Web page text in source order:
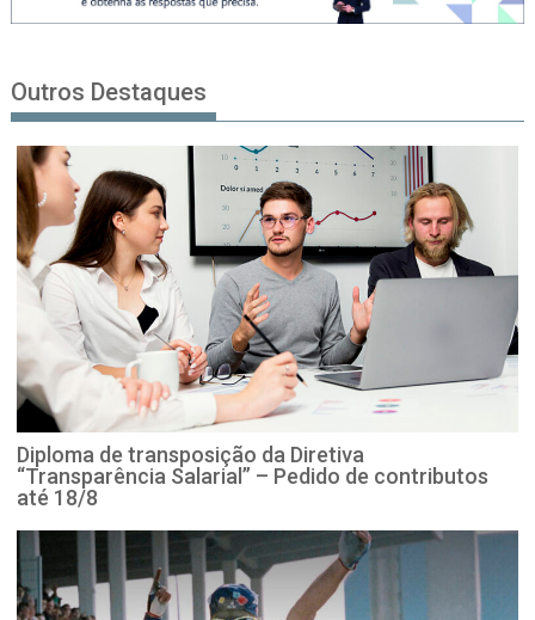
Outros Destaques
Diploma de transposição da Diretiva
“Transparência Salarial” – Pedido de contributos
até 18/8